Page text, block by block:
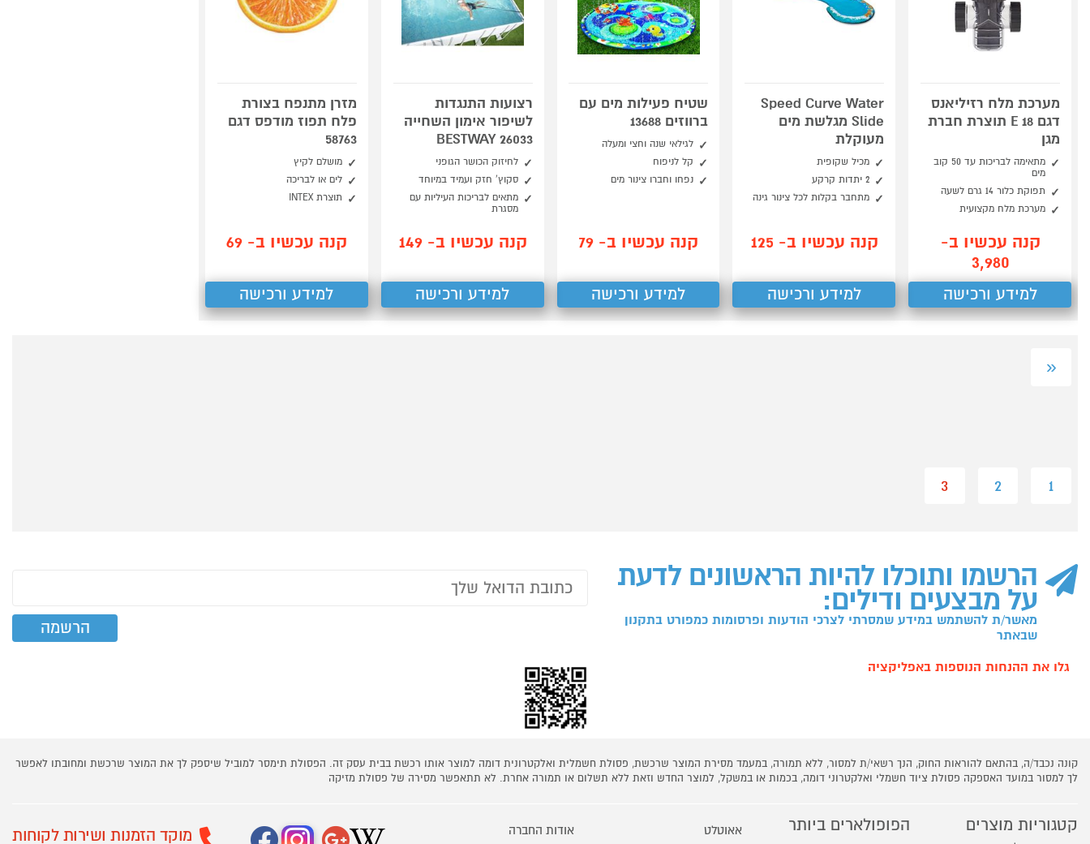
מערכת מלח רזיליאנס
דגם E 18 תוצרת חברת
מגן
מתאימה לבריכות עד 50 קוב
מים
תפוקת כלור 14 גרם לשעה
מערכת מלח מקצועית
קנה עכשיו ב-
3,980
למידע ורכישה
Speed Curve Water
Slide מגלשת מים
מעוקלת
מכיל שקופית
2 יתדות קרקע
מתחבר בקלות לכל צינור גינה
קנה עכשיו ב- 125
למידע ורכישה
שטיח פעילות מים עם
ברווזים 13688
לגילאי שנה וחצי ומעלה
קל לניפוח
נפחו וחברו צינור מים
קנה עכשיו ב- 79
למידע ורכישה
רצועות התנגדות
לשיפור אימון השחייה
26033 BESTWAY
לחיזוק הכושר הגופני
סקוץ' חזק ועמיד במיוחד
מתאים לבריכות העיליות עם
מסגרת
קנה עכשיו ב- 149
למידע ורכישה
מזרן מתנפח בצורת
פלח תפוז מודפס דגם
58763
מושלם לקיץ
לים או לבריכה
תוצרת INTEX
קנה עכשיו ב- 69
למידע ורכישה
«
1
2
3
הרשמו ותוכלו להיות הראשונים לדעת
על מבצעים ודילים:
מאשר/ת להשתמש במידע שמסרתי לצרכי הודעות ופרסומות כמפורט בתקנון
שבאתר
גלו את ההנחות הנוספות באפליקציה
קונה נכבד/ה, בהתאם להוראות החוק, הנך רשאי/ת למסור, ללא תמורה, במעמד מסירת המוצר שרכשת, פסולת חשמלית ואלקטרונית דומה למוצר אותו רכשת בבית עסק זה. הפסולת תימסר למוביל שיספק לך את המוצר שרכשת ומחובתו לאפשר
לך למסור במועד האספקה פסולת ציוד חשמלי ואלקטרוני דומה, בכמות או במשקל, למוצר החדש וזאת ללא תשלום או תמורה אחרת. לא תתאפשר מסירה של פסולת מזיקה
קטגוריות מוצרים הפופולארים ביותר
אאוטלט
אודות החברה
מוקד הזמנות ושירות לקוחות